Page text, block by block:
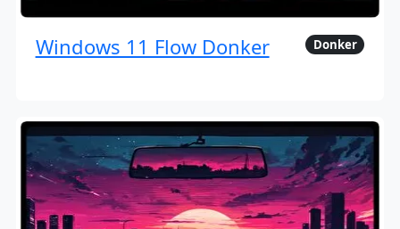
Windows 11 Flow Donker Donker